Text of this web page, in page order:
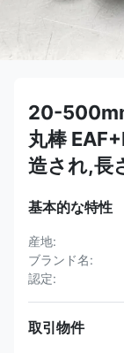
20-
丸棒
造され,
基本的な特性
産地:
ブランド名:
認定:
取引物件